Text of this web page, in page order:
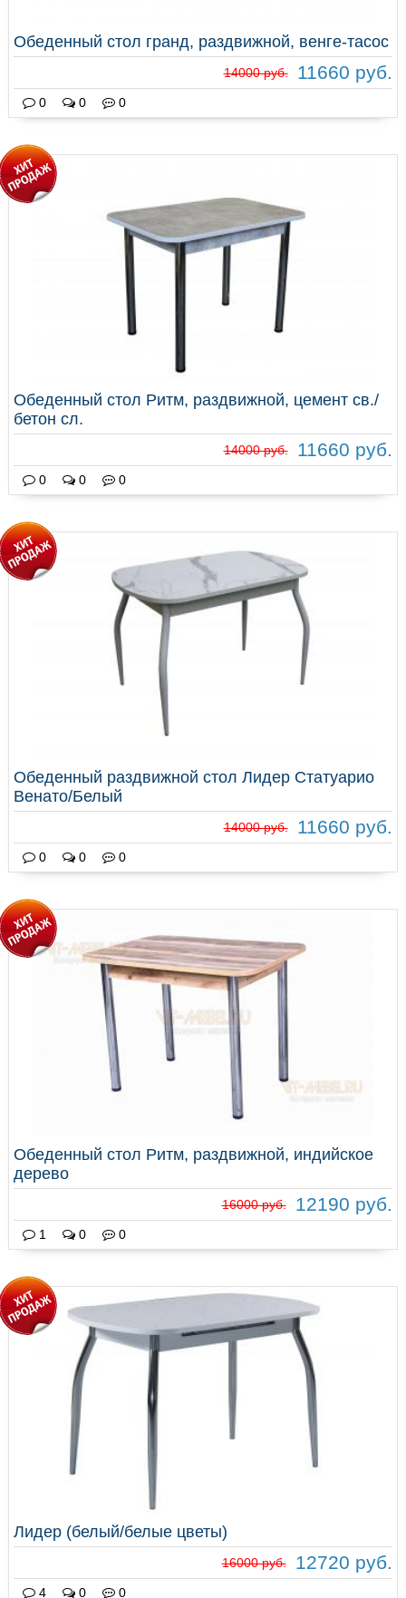
Обеденный стол гранд, раздвижной, венге-тасос
14000 руб. 11660 руб.
0 0 0
Обеденный стол Ритм, раздвижной, цемент св./
бетон сл.
14000 руб. 11660 руб.
0 0 0
Обеденный раздвижной стол Лидер Статуарио
Венато/Белый
14000 руб. 11660 руб.
0 0 0
Обеденный стол Ритм, раздвижной, индийское
дерево
16000 руб. 12190 руб.
1 0 0
Лидер (белый/белые цветы)
16000 руб. 12720 руб.
4 0 0